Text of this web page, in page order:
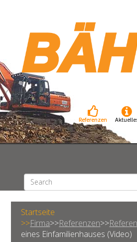
Referenzen
Startseite
>>Firma>>Referenzen>>
eines Einfamilienhauses (Video)